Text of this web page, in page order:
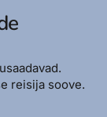
reisija soove.